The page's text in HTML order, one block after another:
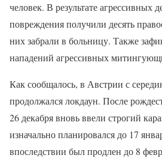
человек. В результате агрессивных
повреждения получили десять
них забрали в больницу. Также
нападений агрессивных
Как сообщалось, в Австрии с
продолжался локдаун. После
26 декабря вновь ввели строгий
изначально планировался до 17
впоследствии был продлен до 8